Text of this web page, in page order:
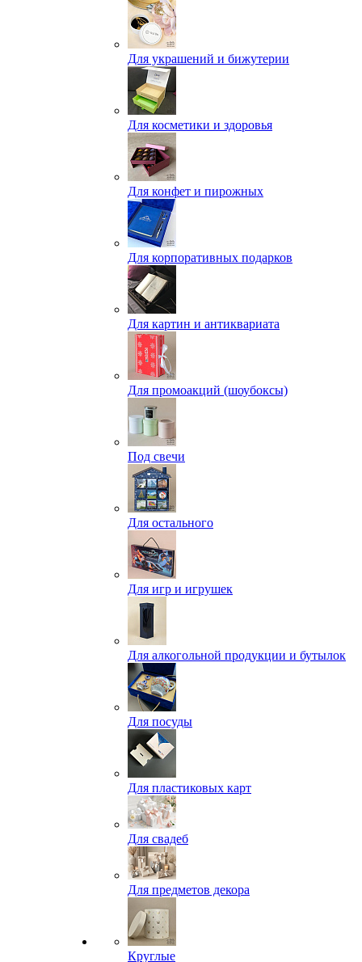
Для украшений и бижутерии
Для косметики и здоровья
Для конфет и пирожных
Для корпоративных подарков
Для картин и антиквариата
Для промоакций (шоубоксы)
Под свечи
Для остального
Для игр и игрушек
Для алкогольной продукции и бутылок
Для посуды
Для пластиковых карт
Для свадеб
Для предметов декора
Круглые